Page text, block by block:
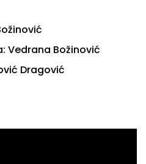
Vedrana Božinović
Dragović